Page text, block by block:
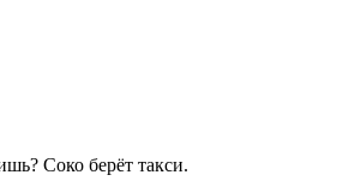
Соко берёт такси.